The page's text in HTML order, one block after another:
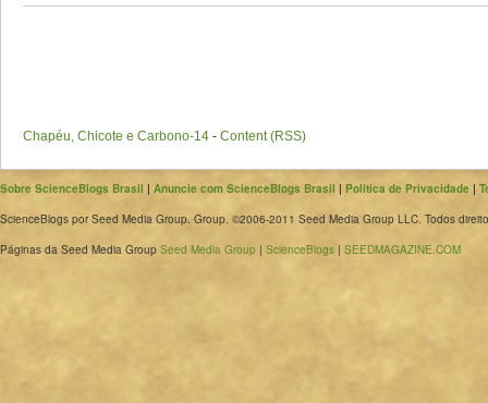
Chapéu, Chicote e Carbono-14 - Content (RSS)
Sobre ScienceBlogs Brasil | Anuncie com ScienceBlogs Brasil | Política de Privacidade |
ScienceBlogs por Seed Media Group. Group. ©2006-2011 Seed Media Group LLC. Todos
Páginas da Seed Media Group Seed Media Group | ScienceBlogs | SEEDMAGAZINE.COM